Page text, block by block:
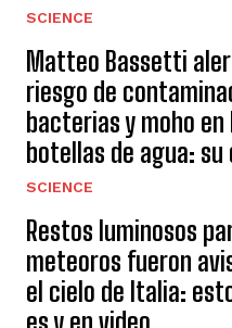
SCIENCE
Matteo Bassetti
riesgo de
bacterias y moho en
botellas de agua: su
SCIENCE
Restos luminosos
meteoros fueron
el cielo de Italia: